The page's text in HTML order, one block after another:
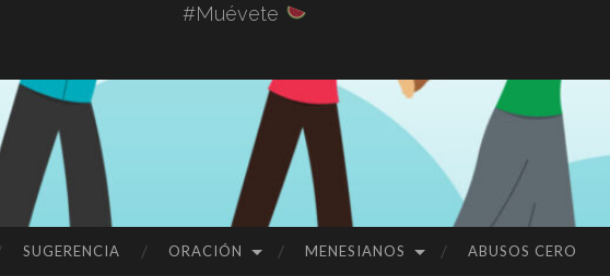
#Muévete
SUGERENCIA ORACIÓN MENESIANOS ABUSOS CERO